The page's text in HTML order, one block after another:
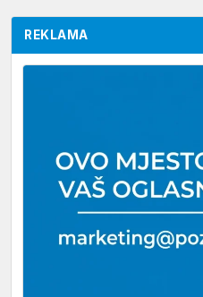
REKLAMA